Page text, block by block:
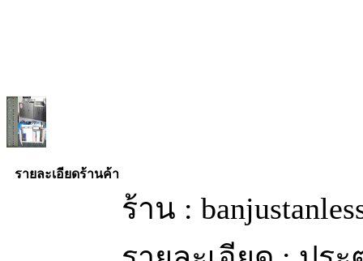
ร้าน :
รายละเอียด : ปร